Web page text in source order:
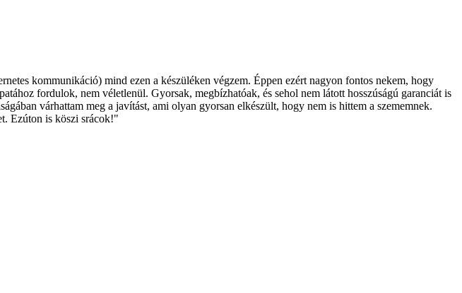
kommunikáció) mind ezen a készüléken végzem. Éppen ezért nagyon fontos nekem, hogy
fordulok, nem véletlenül. Gyorsak, megbízhatóak, és sehol nem látott hosszúságú garanciát is
várhattam meg a javítást, ami olyan gyorsan elkészült, hogy nem is hittem a szememnek.
Ezúton is köszi srácok!"